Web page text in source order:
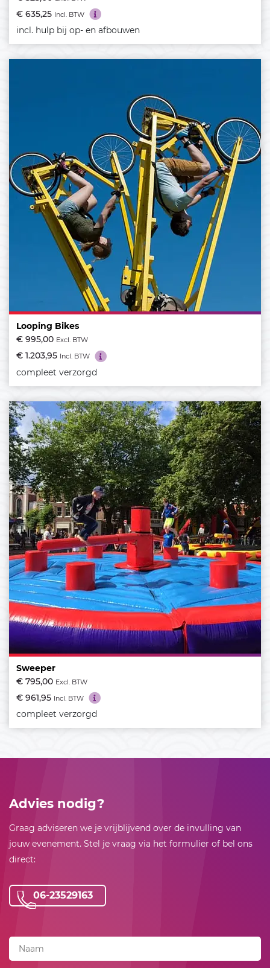
€ 635,25 Incl. BTW
incl. hulp bij op- en afbouwen
Looping Bikes
€ 995,00 Excl. BTW
€ 1.203,95 Incl. BTW
compleet verzorgd
Sweeper
€ 795,00 Excl. BTW
€ 961,95 Incl. BTW
compleet verzorgd
Advies nodig?
Graag adviseren we je vrijblijvend over de invulling van
jouw evenement. Stel je vraag via het formulier of bel ons
direct:
06-23529163